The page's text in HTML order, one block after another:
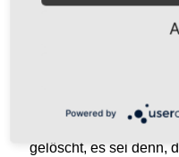
Anbahnung
Diese erhobenen
Aufbewahrungsfristen
gelöscht, es sei denn,
Powered by